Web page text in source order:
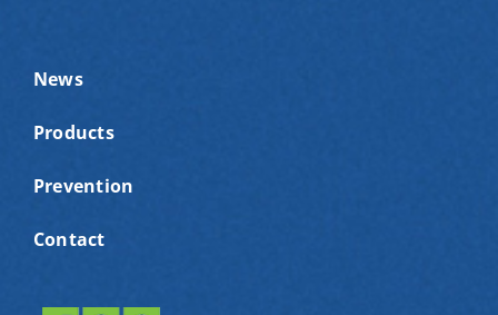
News
Products
Prevention
Contact